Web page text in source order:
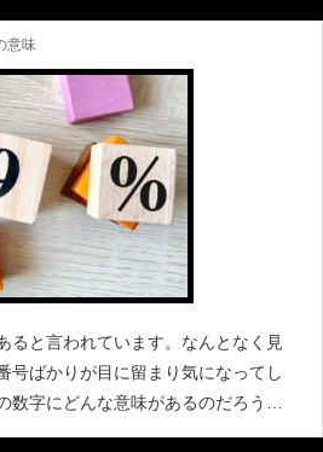
意味
ると言われています。なんとなく見
号ばかりが目に留まり気になってし
数字にどんな意味があるのだろう？
はないでしょうか。数字はエンジェ